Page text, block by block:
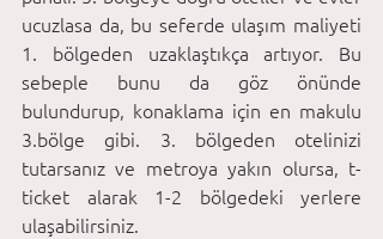
ucuzlasa da, bu seferde ulaşım maliyeti
1. bölgeden uzaklaştıkça artıyor. Bu
sebeple bunu da göz önünde
bulundurup, konaklama için en makulu
3.bölge gibi. 3. bölgeden otelinizi
tutarsanız ve metroya yakın olursa, t-
ticket alarak 1-2 bölgedeki yerlere
ulaşabilirsiniz.